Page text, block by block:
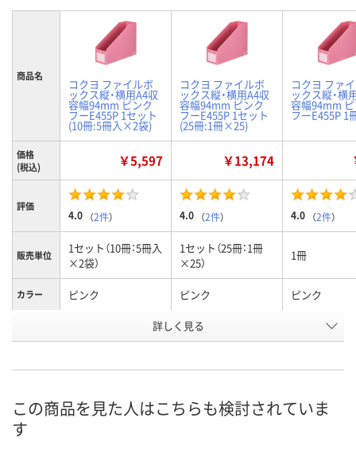
商品名
コクヨ ファイルボ
ックス縦・横用A4収
容幅94mm ピンク
フーE455P 1セット
(10冊:5冊入×2袋)
コクヨ ファイルボ
ックス縦・横用A4収
容幅94mm ピンク
フーE455P 1セット
(25冊:1冊×25)
コクヨ ファ
ックス縦・横
容幅94mm
フーE455P 1
価格
(税込)
￥5,597 ￥13,174
評価
4.0 （2件） 4.0 （2件） 4.0 （2件）
販売単位
1セット（10冊：5冊入
×2袋）
1セット（25冊：1冊
×25）
1冊
カラー ピンク ピンク ピンク
4235417 9677476
8月7日（金）
詳しく見る
この商品を見た人はこちらも検討されていま
す